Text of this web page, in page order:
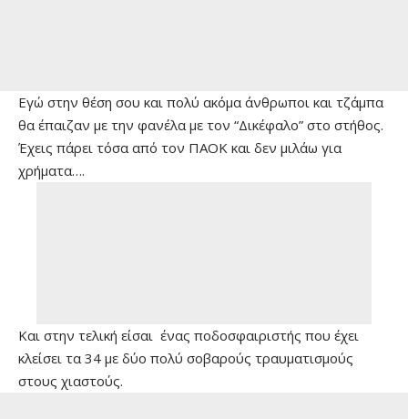
Εγώ στην θέση σου και πολύ ακόμα άνθρωποι και τζάμπα
θα έπαιζαν με την φανέλα με τον “Δικέφαλο” στο στήθος.
Έχεις πάρει τόσα από τον ΠΑΟΚ και δεν μιλάω για
χρήματα….
Και στην τελική είσαι ένας ποδοσφαιριστής που έχει
κλείσει τα 34 με δύο πολύ σοβαρούς τραυματισμούς
στους χιαστούς.